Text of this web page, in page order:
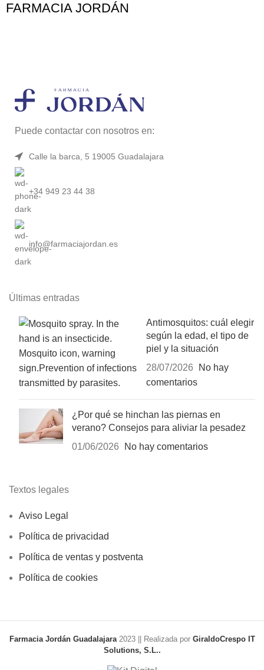
FARMACIA JORDÁN
Puede contactar con nosotros en:
Calle la barca, 5 19005 Guadalajara
+34 949 23 44 38
info@farmaciajordan.es
Últimas entradas
Antimosquitos: cuál elegir
según la edad, el tipo de
piel y la situación
28/07/2026
No hay
comentarios
¿Por qué se hinchan las piernas en
verano? Consejos para aliviar la pesadez
01/06/2026
No hay comentarios
Textos legales
Aviso Legal
Política de privacidad
Política de ventas y postventa
Política de cookies
Farmacia Jordán Guadalajara 2023 || Realizada por GiraldoCrespo IT
Solutions, S.L..